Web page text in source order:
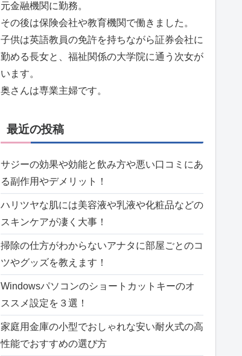
元金融機関に勤務。
その後は保険会社や教育機関で働きました。
子供は英語教員の免許を持ちながら証券会社に
勤める長女と、福祉関係の大学院に通う次女が
います。
奥さんは専業主婦です。
最近の投稿
サジーの効果や効能と飲み方や悪い口コミにあ
る副作用やデメリット！
ハリツヤな肌には美容液や乳液や化粧品などの
スキンケアが凄く大事！
掃除の仕方がわからないアナタに部屋ごとのコ
ツやグッズを教えます！
Windowsパソコンのショートカットキーのオ
ススメ設定を３選！
家庭用金庫の小型でおしゃれな安い耐火式の高
性能でおすすめの選び方